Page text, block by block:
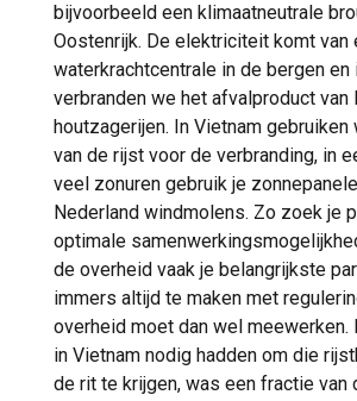
bijvoorbeeld een klimaatneutrale
Oostenrijk. De elektriciteit komt van
waterkrachtcentrale in de bergen
verbranden we het afvalproduct van
houtzagerijen. In Vietnam
van de rijst voor de verbranding, in
veel zonuren gebruik je
Nederland windmolens. Zo zoek je
optimale
de overheid vaak je belangrijkste
immers altijd te maken met
overheid moet dan wel meewerken.
in Vietnam nodig hadden om die
de rit te krijgen, was een fractie van